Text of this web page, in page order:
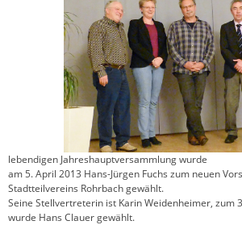
lebendigen Jahreshauptversammlung wurde
am 5. April 2013 Hans-Jürgen Fuchs zum neuen
Stadtteilvereins Rohrbach gewählt.
Seine Stellvertreterin ist Karin Weidenheimer, zum
wurde Hans Clauer gewählt.